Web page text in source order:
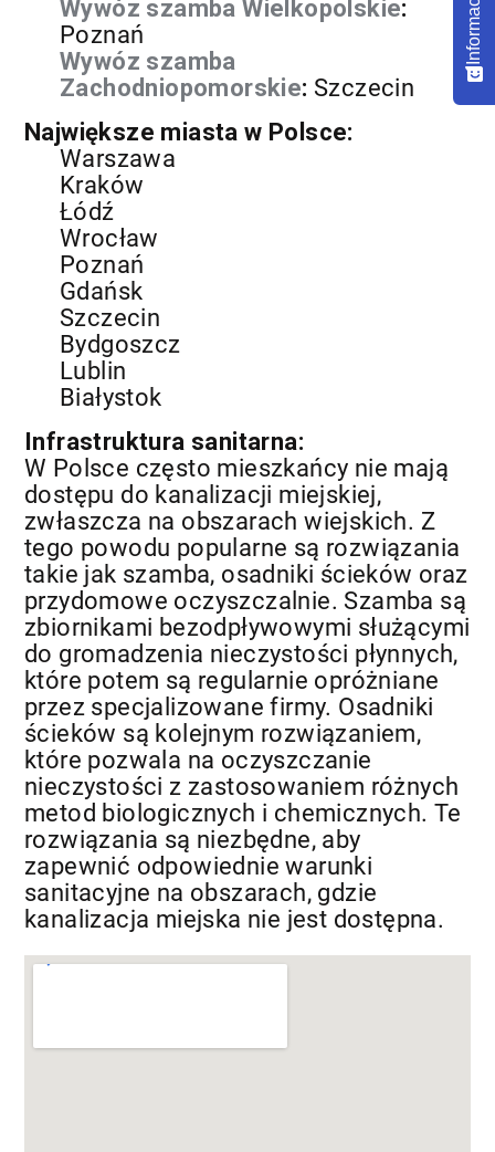
Wywóz szamba Wielkopolskie:
Poznań
Wywóz szamba
Zachodniopomorskie: Szczecin
Największe miasta w Polsce:
Warszawa
Kraków
Łódź
Wrocław
Poznań
Gdańsk
Szczecin
Bydgoszcz
Lublin
Białystok
Infrastruktura sanitarna:
W Polsce często mieszkańcy nie mają
dostępu do kanalizacji miejskiej,
zwłaszcza na obszarach wiejskich. Z
tego powodu popularne są rozwiązania
takie jak szamba, osadniki ścieków oraz
przydomowe oczyszczalnie. Szamba są
zbiornikami bezodpływowymi służącymi
do gromadzenia nieczystości płynnych,
które potem są regularnie opróżniane
przez specjalizowane firmy. Osadniki
ścieków są kolejnym rozwiązaniem,
które pozwala na oczyszczanie
nieczystości z zastosowaniem różnych
metod biologicznych i chemicznych. Te
rozwiązania są niezbędne, aby
zapewnić odpowiednie warunki
sanitacyjne na obszarach, gdzie
kanalizacja miejska nie jest dostępna.